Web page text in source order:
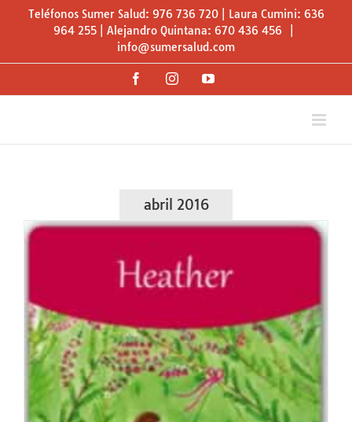
SaltarTeléfonos Sumer Salud: 976 736 720 | Laura Cumini: 636
964 255 | Alejandro Quintana: 670 436 456
info@sumersalud.com
FacebookInstagramYouTube
abril 2016